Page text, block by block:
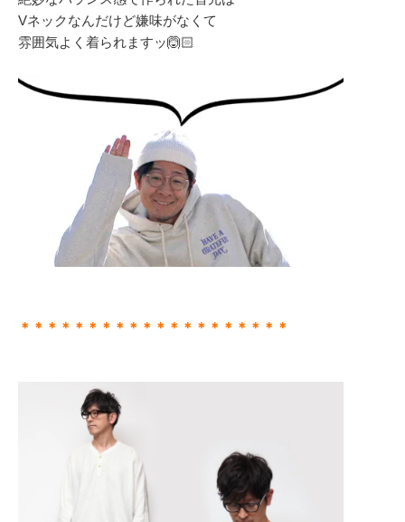
Vネックなんだけど嫌味がなくて
雰囲気よく着られますッ🙆🏻
＊＊＊＊＊＊＊＊＊＊＊＊＊＊＊＊＊＊＊＊